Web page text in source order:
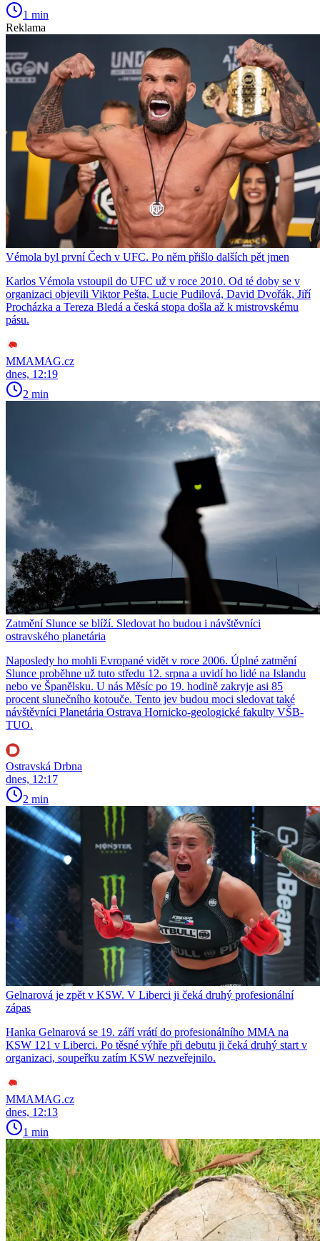
1 min
Reklama
Vémola byl první Čech v UFC. Po něm přišlo dalších pět jmen
Karlos Vémola vstoupil do UFC už v roce 2010. Od té doby se v
organizaci objevili Viktor Pešta, Lucie Pudilová, David Dvořák, Jiří
Procházka a Tereza Bledá a česká stopa došla až k mistrovskému
pásu.
MMAMAG.cz
dnes, 12:19
2 min
Zatmění Slunce se blíží. Sledovat ho budou i návštěvníci
ostravského planetária
Naposledy ho mohli Evropané vidět v roce 2006. Úplné zatmění
Slunce proběhne už tuto středu 12. srpna a uvidí ho lidé na Islandu
nebo ve Španělsku. U nás Měsíc po 19. hodině zakryje asi 85
procent slunečního kotouče. Tento jev budou moci sledovat také
návštěvníci Planetária Ostrava Hornicko-geologické fakulty VŠB-
TUO.
Ostravská Drbna
dnes, 12:17
2 min
Gelnarová je zpět v KSW. V Liberci ji čeká druhý profesionální
zápas
Hanka Gelnarová se 19. září vrátí do profesionálního MMA na
KSW 121 v Liberci. Po těsné výhře při debutu ji čeká druhý start v
organizaci, soupeřku zatím KSW nezveřejnilo.
MMAMAG.cz
dnes, 12:13
1 min